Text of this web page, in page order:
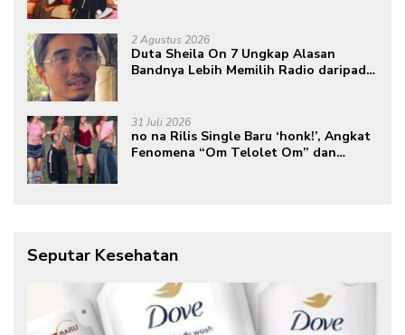
2 Agustus 2026
Duta Sheila On 7 Ungkap Alasan
Bandnya Lebih Memilih Radio daripada
31 Juli 2026
no na Rilis Single Baru ‘honk!’, Angkat
Fenomena “Om Telolet Om” dan
Seputar Kesehatan